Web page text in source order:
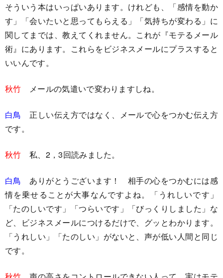
そういう本はいっぱいあります。けれども、「感情を動か
す」「会いたいと思ってもらえる」「気持ちが変わる」に
関してまでは、教えてくれません。これが『モテるメール
術』にあります。これらをビジネスメールにプラスすると
いいんです。
秋竹 メールの気遣いで変わりますしね。
白鳥 正しい伝え方ではなく、メールで心をつかむ伝え方
です。
秋竹 私、2，3回読みました。
白鳥 ありがとうございます！ 相手の心をつかむには感
情を乗せることが大事なんですよね。「うれしいです」
「たのしいです」「つらいです」「びっくりしました」な
ど、ビジネスメールにつけるだけで、グッとわかります。
「うれしい」「たのしい」がないと、声が低い人間と同じ
です。